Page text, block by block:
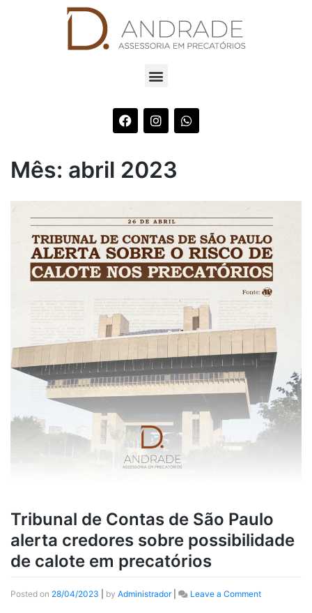
Mês: abril 2023
Tribunal de Contas de São Paulo
alerta credores sobre possibilidade
de calote em precatórios
Posted on 28/04/2023 by Administrador| Leave a Comment